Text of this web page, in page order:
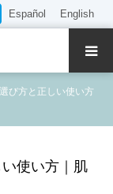
Español English
び方と正しい使い方
使い方｜肌